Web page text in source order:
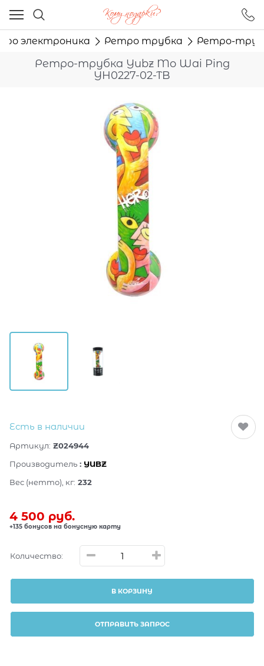
электроника Ретро трубка Ретро-
Ретро-трубка Yubz Mo Wai Ping
YH0227-02-TB
Есть в наличии
Артикул: Z024944
Производитель : YUBZ
Вес (нетто), кг: 232
4 500 руб.
+135 бонусов на бонусную карту
Количество:
В КОРЗИНУ
ОТПРАВИТЬ ЗАПРОС
Ваш город - Москва,
угадали?
ДА НЕТ